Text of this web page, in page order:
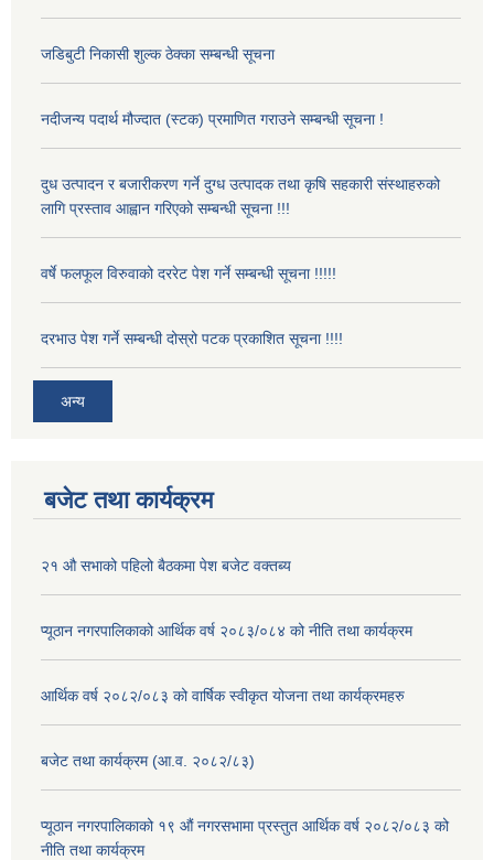
जडिबुटी निकासी शुल्क ठेक्का सम्बन्धी सूचना
नदीजन्य पदार्थ मौज्दात (स्टक) प्रमाणित गराउने सम्बन्धी सूचना !
दुध उत्पादन र बजारीकरण गर्ने दुग्ध उत्पादक तथा कृषि सहकारी संस्थाहरुको
लागि प्रस्ताव आह्वान गरिएको सम्बन्धी सूचना !!!
वर्षे फलफूल विरुवाको दररेट पेश गर्ने सम्बन्धी सूचना !!!!!
दरभाउ पेश गर्ने सम्बन्धी दोस्रो पटक प्रकाशित सूचना !!!!
अन्य
बजेट तथा कार्यक्रम
२१ औ सभाको पहिलो बैठकमा पेश बजेट वक्तब्य
प्यूठान नगरपालिकाको आर्थिक वर्ष २०८३/०८४ को नीति तथा कार्यक्रम
आर्थिक वर्ष २०८२/०८३ को वार्षिक स्वीकृत योजना तथा कार्यक्रमहरु
बजेट तथा कार्यक्रम (आ.व. २०८२/८३)
प्यूठान नगरपालिकाको १९ औं नगरसभामा प्रस्तुत आर्थिक वर्ष २०८२/०८३ को
नीति तथा कार्यक्रम